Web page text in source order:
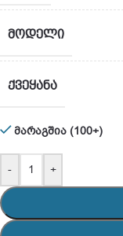
ᲛᲝᲓᲔᲚᲘ
ᲥᲕᲔᲧᲐᲜᲐ
მარაგშია (100+)
- +